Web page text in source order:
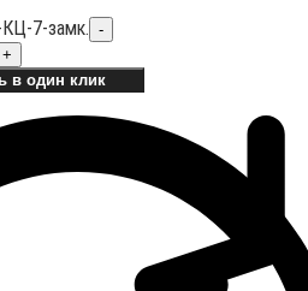
КЦ-7-замк. -
+
в один клик